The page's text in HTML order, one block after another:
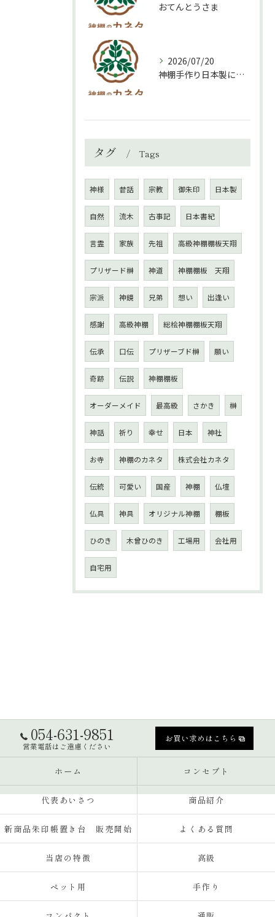
おてんとうさま
2026/07/20
神棚手作り日本製について
タグ Tags
神様 昔話 宗教 御朱印 日本製
自然 流木 古事記 日本書紀
言霊 家族 先祖 高級神棚棚板天翔
プリザード榊 神道 神棚棚板 天翔
宗派 神鏡 兄弟 想い 出逢い
感謝 高級神棚 総桧神棚棚板天翔
伝承 口伝 プリザーブド榊 願い
奇跡 伝説 神棚棚板
オーダーメイド 最高級 さかき 榊
神話 祈り 幸せ 日本 神社
お寺 神棚のカネタ 株式会社カネタ
伝統 可愛い 国産 神棚 仏壇
仏具 神具 オリジナル神棚 棚板
ひのき 木曾ひのき 工場用 会社用
自宅用
054-631-9851
営業電話はご遠慮ください
お買い求めはこちら
ホーム コンセプト
代表あいさつ 商品紹介
新商品朱印帳置き台 販売開始 よくある質問
当店の特徴 高級
ペット用 手作り